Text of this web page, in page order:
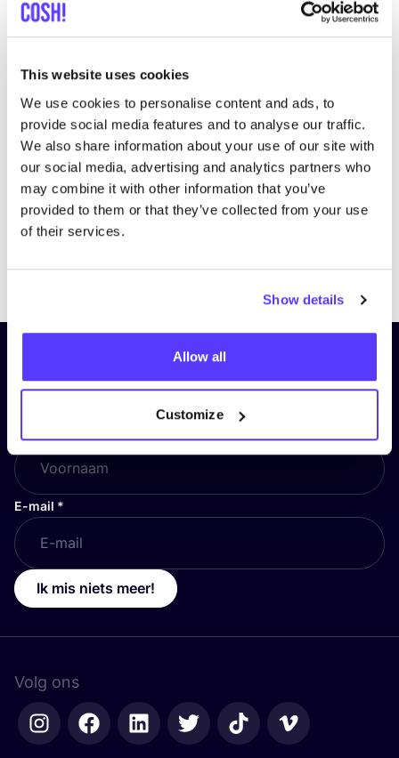
This website uses cookies
We use cookies to personalise content and ads, to
provide social media features and to analyse our traffic.
We also share information about your use of our site with
our social media, advertising and analytics partners who
may combine it with other information that you’ve
provided to them or that they’ve collected from your use
of their services.
Show details
Allow all
Customize
Bezoek website
Schrijf je in op onze nieuwsbrief
en blijf op de hoogte!
E-mail *
Ik mis niets meer!
Volg ons